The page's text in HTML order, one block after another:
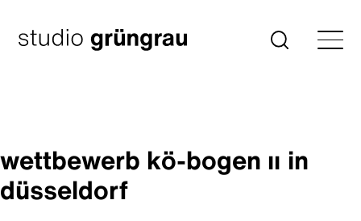
Inhalt
springen
Startseite Suche
wettbewerb kö-bogen ıı in
düsseldorf